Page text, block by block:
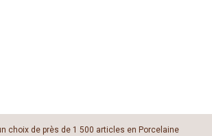
choix de près de 1 500 articles en Porcelaine